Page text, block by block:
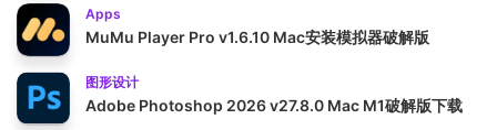
Apps
MuMu Player Pro v1.6.10 Mac安装模拟器破解版
图形设计
Adobe Photoshop 2026 v27.8.0 Mac M1破解版下载